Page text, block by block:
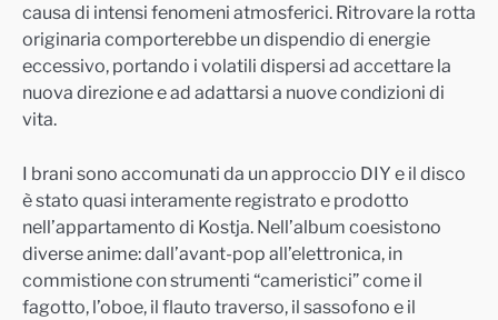
causa di intensi fenomeni atmosferici. Ritrovare la rotta
originaria comporterebbe un dispendio di energie
eccessivo, portando i volatili dispersi ad accettare la
nuova direzione e ad adattarsi a nuove condizioni di
vita.
I brani sono accomunati da un approccio DIY e il disco
è stato quasi interamente registrato e prodotto
nell’appartamento di Kostja. Nell’album coesistono
diverse anime: dall’avant-pop all’elettronica, in
commistione con strumenti “cameristici” come il
fagotto, l’oboe, il flauto traverso, il sassofono e il